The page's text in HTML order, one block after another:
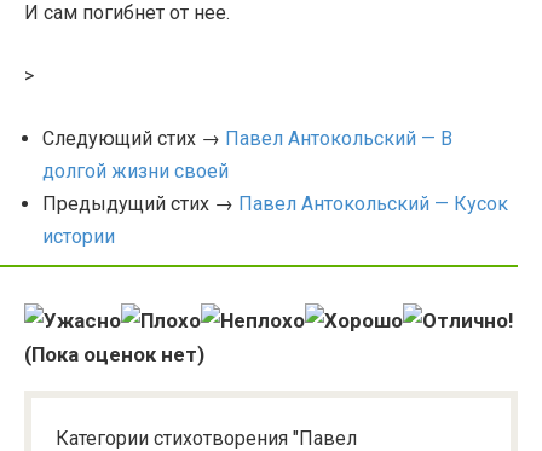
И сам погибнет от нее.
>
Следующий стих → Павел Антокольский — В
долгой жизни своей
Предыдущий стих → Павел Антокольский — Кусок
истории
(Пока оценок нет)
Категории стихотворения "Павел